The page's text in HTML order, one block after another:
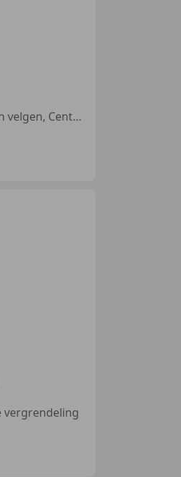
Met onderhoudshistorie, Alarm, Airbag passagier, Niet-rokers auto, Lendensteun, Lichtmetalen velgen, Centrale deurvergrendeling met afstandsbediening, ABS
vergrendeling